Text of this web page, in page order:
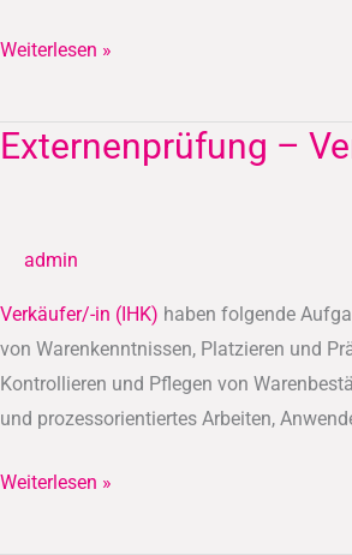
Weiterlesen »
Externenprüfung –
admin
Verkäufer/-in (IHK) haben folgende
von Warenkenntnissen, Platzieren und
Kontrollieren und Pflegen von
und prozessorientiertes Arbeiten,
Externenprüfung
Weiterlesen »